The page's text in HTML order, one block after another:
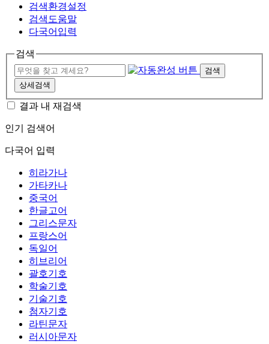
검색환경설정
검색도움말
다국어입력
검색
검색
상세검색
결과 내 재검색
인기 검색어
다국어 입력
히라가나
가타카나
중국어
한글고어
그리스문자
프랑스어
독일어
히브리어
괄호기호
학술기호
기술기호
첨자기호
라틴문자
러시아문자